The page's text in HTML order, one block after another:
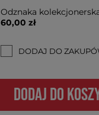
Odznaka
60,00 zł
DODAJ DO
DODAJ DO